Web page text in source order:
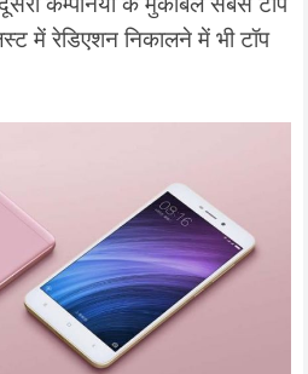
में रेडिएशन निकालने में भी टॉप